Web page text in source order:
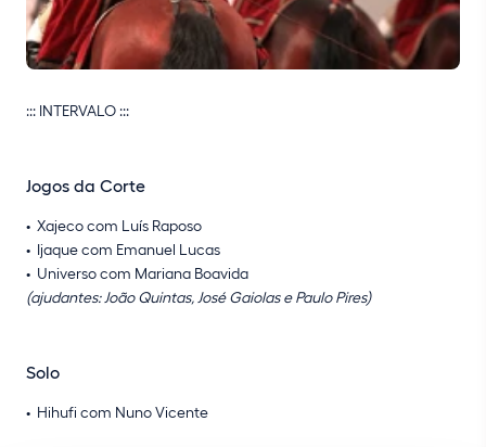
::: INTERVALO :::
Jogos da Corte
Xajeco com Luís Raposo
Ijaque com Emanuel Lucas
Universo com Mariana Boavida
(ajudantes: João Quintas, José Gaiolas e Paulo Pires)
Solo
Hihufi com Nuno Vicente